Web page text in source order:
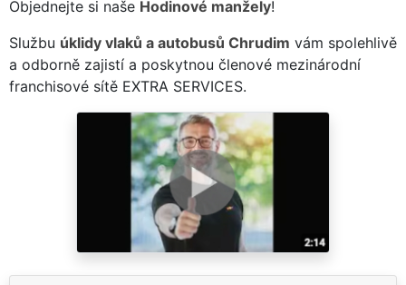
Objednejte si naše Hodinové manžely!
Službu úklidy vlaků a autobusů Chrudim vám spolehlivě
a odborně zajistí a poskytnou členové mezinárodní
franchisové sítě EXTRA SERVICES.